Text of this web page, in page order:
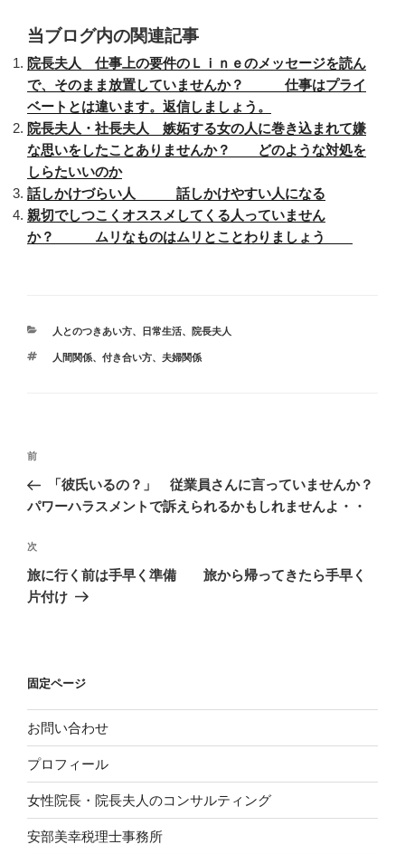
当ブログ内の関連記事
院長夫人 仕事上の要件のＬｉｎｅのメッセージを読ん
で、そのまま放置していませんか？ 仕事はプライ
ベートとは違います。返信しましょう。
院長夫人・社長夫人 嫉妬する女の人に巻き込まれて嫌
な思いをしたことありませんか？ どのような対処を
しらたいいのか
話しかけづらい人 話しかけやすい人になる
親切でしつこくオススメしてくる人っていません
か？ ムリなものはムリとことわりましょう
カ
ゴ
人とのつきあい方、 日常生活、 院長夫人
タ
人間関係、付き合い方、夫婦関係
投
ナ
ゲ
ー
シ
前
の
投
前
「彼氏いるの？」 従業員さんに言っていませんか？
パワーハラスメントで訴えられるかもしれませんよ・・
次
の
投
次
旅に行く前は手早く準備 旅から帰ってきたら手早く
片付け
固定ページ
お問い合わせ
プロフィール
女性院長・院長夫人のコンサルティング
安部美幸税理士事務所